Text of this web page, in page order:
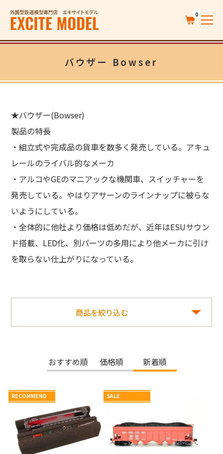
0
バウザー Bowser
★バウザー(Bowser)
製品の特長
・組立式や完成品の貨車を数多く発売している。アキュ
レールのライバル的なメーカ
・アルコやGEのマニアックな機関車、スイッチャーを
発売している。やはりアサーンのラインナップに被らな
いようにしている。
・全体的に他社より価格は低めだが、近年はESUサウン
ド搭載、LED化、別パーツの多用により他メーカに引け
を取らない仕上がりになっている。
商品を絞り込む
おすすめ順 価格順 新着順
RECOMMEND SALE